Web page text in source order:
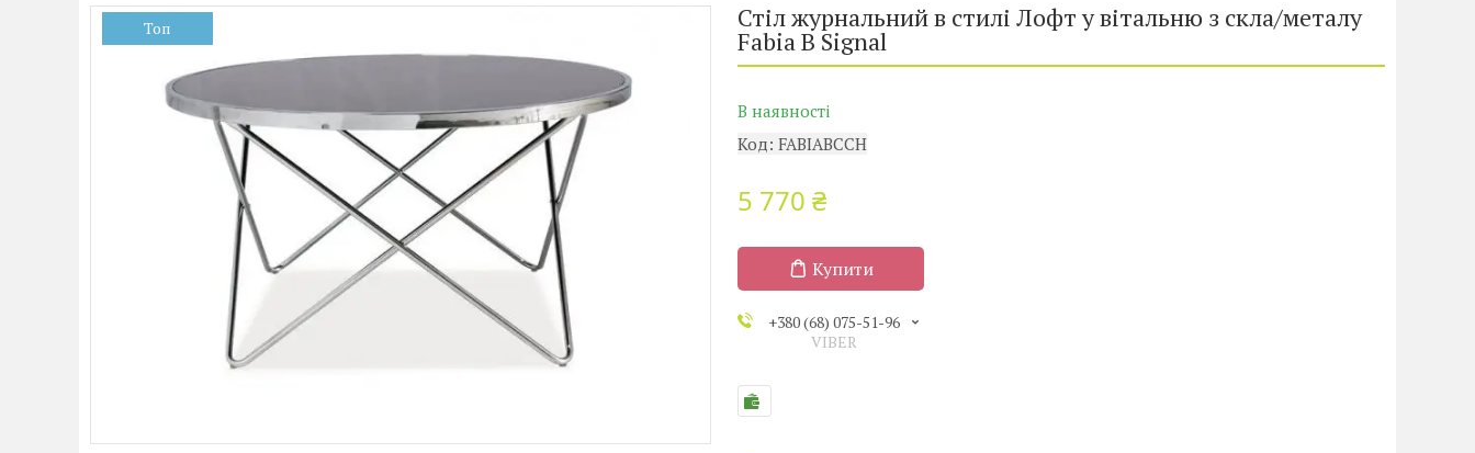
Топ Стіл журнальний в стилі Лофт у вітальню з скла/металу
Fabia B Signal
В наявності
Код: FABIABCCH
5 770 ₴
Купити
+380 (68) 075-51-96
VIBER